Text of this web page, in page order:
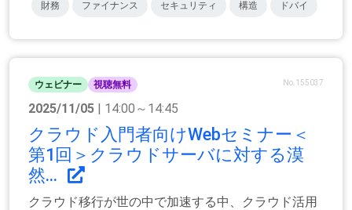
財務 ファイナンス セキュリティ 構造 ドバイ
ウェビナー 視聴無料 No.155037
2025/11/05 | 14:00～14:45
クラウド入門者向けWebセミナー＜
第1回＞クラウドサーバに対する漠
然...
クラウド移行が世の中で加速する中、クラウド活用